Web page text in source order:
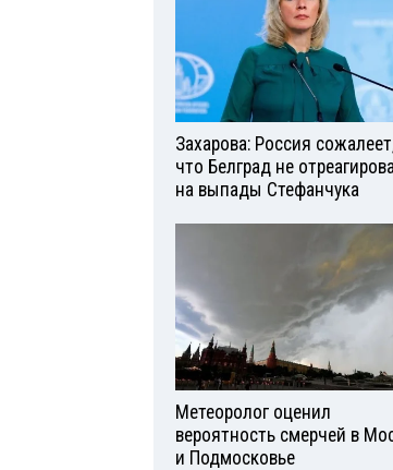
Захарова: Россия
что Белград не
на выпады Стефанчука
Метеоролог оценил
вероятность смерчей в
и Подмосковье